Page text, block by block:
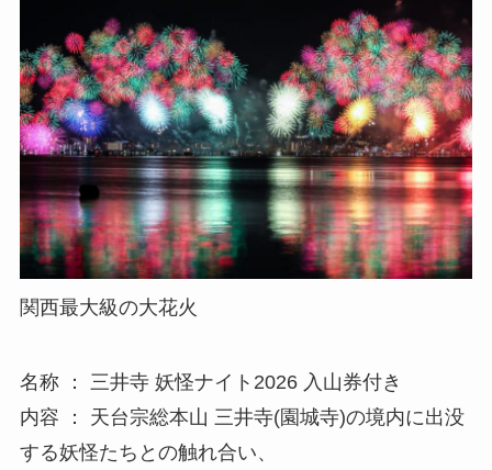
関西最大級の大花火
名称 ： 三井寺 妖怪ナイト2026 入山券付き
内容 ： 天台宗総本山 三井寺(園城寺)の境内に出没
する妖怪たちとの触れ合い、